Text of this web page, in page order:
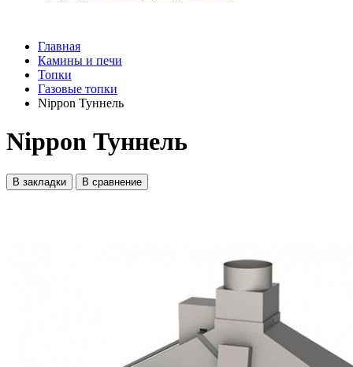
Главная
Камины и печи
Топки
Газовые топки
Nippon Туннель
Nippon Туннель
В закладки В сравнение